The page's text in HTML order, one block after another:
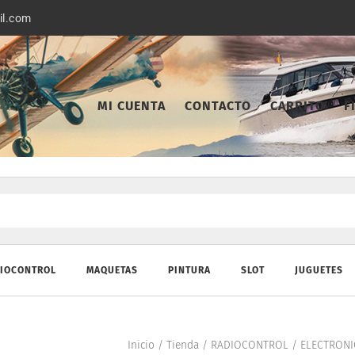
MI CUENTA CONTACTO CARRITO
MAQUETAS PINTURA SLOT JUGUETES
Inicio / Tienda/ RADIOCONTROL/